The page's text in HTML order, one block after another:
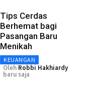
Tips Cerdas
Berhemat bagi
Pasangan Baru
Menikah
KEUANGAN
Oleh Robbi Hakhiardy
baru saja